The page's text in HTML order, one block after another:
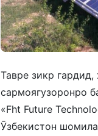
Тавре зикр
сармоягузоронро
«Fht Future
Ӯзбекистон